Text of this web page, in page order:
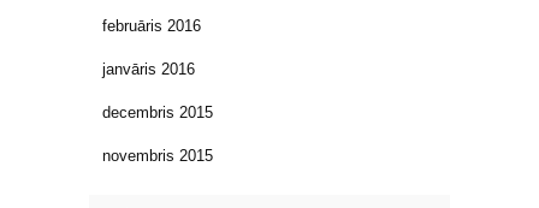
februāris 2016
janvāris 2016
decembris 2015
novembris 2015